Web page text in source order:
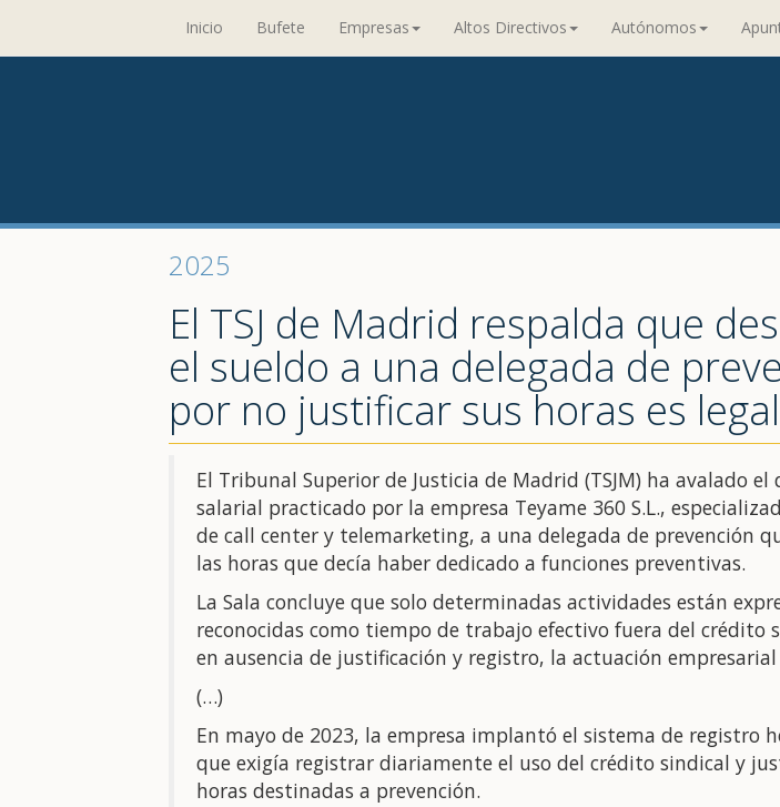
Inicio Bufete Empresas Altos Directivos Autónomos
2025
El TSJ de Madrid respalda que
el sueldo a una delegada de
por no justificar sus horas es legal
El Tribunal Superior de Justicia de Madrid (TSJM) ha avalado el
salarial practicado por la empresa Teyame 360 S.L.,
de call center y telemarketing, a una delegada de prevención
las horas que decía haber dedicado a funciones preventivas.
La Sala concluye que solo determinadas actividades están
reconocidas como tiempo de trabajo efectivo fuera del crédito
en ausencia de justificación y registro, la actuación
(…)
En mayo de 2023, la empresa implantó el sistema de registro
que exigía registrar diariamente el uso del crédito sindical y
horas destinadas a prevención.